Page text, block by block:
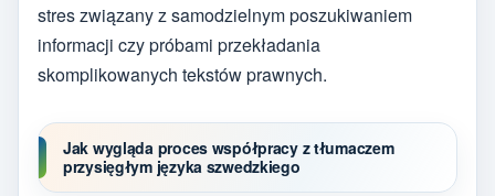
stres związany z samodzielnym poszukiwaniem
informacji czy próbami przekładania
skomplikowanych tekstów prawnych.
Jak wygląda proces współpracy z tłumaczem
przysięgłym języka szwedzkiego